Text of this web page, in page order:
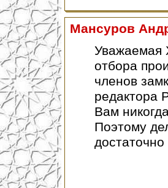
Мансуров
Уважаемая
отбора
членов
редактора
Вам
Поэтому